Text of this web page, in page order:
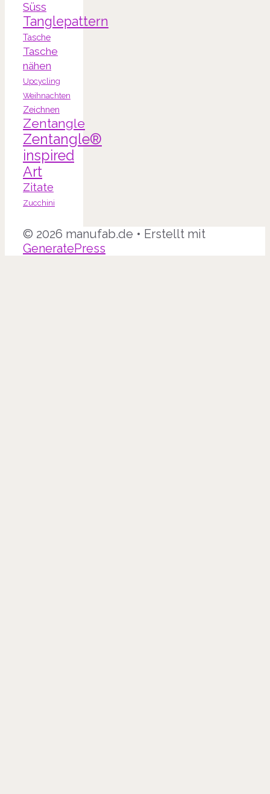
Süss
Tanglepattern
Tasche
Tasche
nähen
Upcycling
Weihnachten
Zeichnen
Zentangle
Zentangle®
inspired
Art
Zitate
Zucchini
© 2026 manufab.de • Erstellt mit
GeneratePress